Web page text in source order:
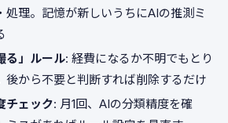
処理。記憶が新しいうちにAIの推測ミ
る」ルール: 経費になるか不明でもとり
後から不要と判断すれば削除するだけ
チェック: 月1回、AIの分類精度を確